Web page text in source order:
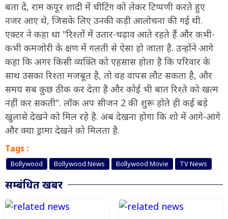
बता दें, राम कपूर शादी में चीटिंग को लेकर टिप्पणी करते हुए
नजर आए थे, जिसके लिए उनकी कड़ी आलोचना की गई थी.
एक्टर ने कहा था "रिश्तों में उतार-चढ़ाव आते रहते हैं और कभी-
कभी कमजोरी के क्षण में गलती से ऐसा हो जाता है. उन्होंने आगे
कहा कि अगर किसी व्यक्ति को एहसास होता है कि परिवार के
साथ उसका रिश्ता मजबूत है, तो वह वापस लौट सकता है, और
समय सब कुछ ठीक कर देता है और कोई भी बात रिश्ते को खत्म
नहीं कर सकती". लॉक अप सीजन 2 की शुरू होते ही कई बड़े
खुलासे देखने को मिल रहे है. अब देखना होगा कि शो में आगे-आगे
और क्या ड्रामा देखने को मिलता है.
Tags :
Bollywood Bollywood News Bollywood Movie TV News
सम्बंधित खबर